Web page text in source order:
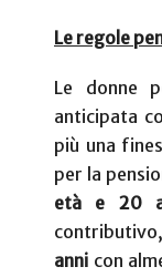
Le regole
Le donne
anticipata
più una
per la
età e 20
contributivo,
anni con